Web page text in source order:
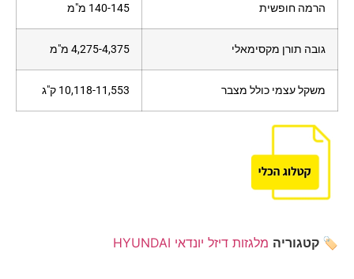
הרמה חופשית 140-145 מ"מ
גובה תורן מקסימאלי 4,275-4,375 מ"מ
משקל עצמי כולל מצבר 10,118-11,553 ק"ג
🏷️ קטגוריה מלגזות דיזל יונדאי HYUNDAI